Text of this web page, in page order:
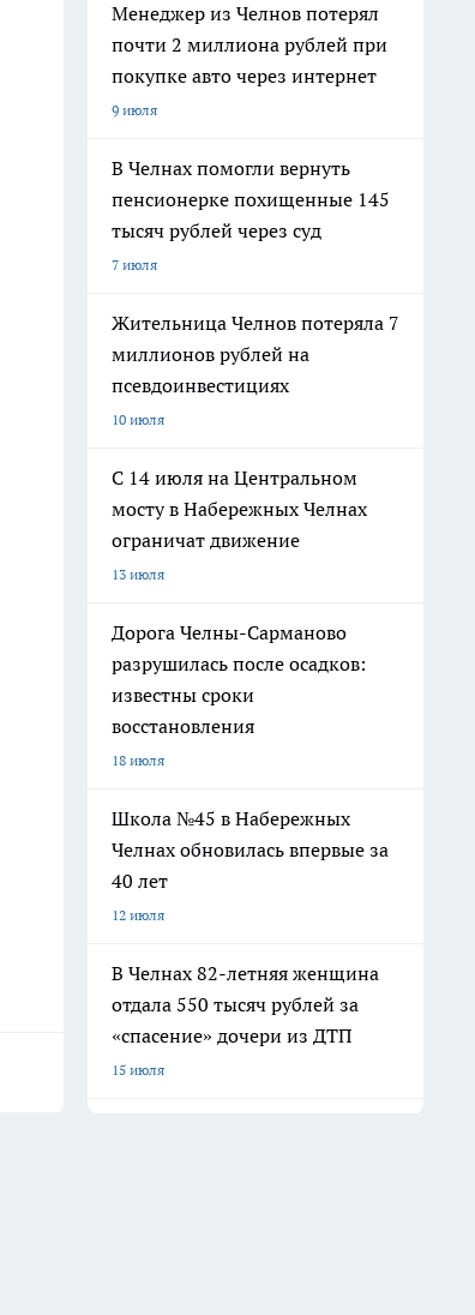
Менеджер из Челнов потерял
почти 2 миллиона рублей при
покупке авто через интернет
9 июля
В Челнах помогли вернуть
пенсионерке похищенные 145
тысяч рублей через суд
7 июля
Жительница Челнов потеряла 7
миллионов рублей на
псевдоинвестициях
10 июля
С 14 июля на Центральном
мосту в Набережных Челнах
ограничат движение
13 июля
Дорога Челны-Сарманово
разрушилась после осадков:
известны сроки
восстановления
18 июля
Школа №45 в Набережных
Челнах обновилась впервые за
40 лет
12 июля
В Челнах 82-летняя женщина
отдала 550 тысяч рублей за
«спасение» дочери из ДТП
15 июля